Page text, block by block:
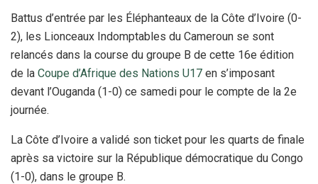
Battus d’entrée par les Éléphanteaux de la Côte d’Ivoire (0-
2), les Lionceaux Indomptables du Cameroun se sont
relancés dans la course du groupe B de cette 16e édition
de la Coupe d’Afrique des Nations U17 en s’imposant
devant l’Ouganda (1-0) ce samedi pour le compte de la 2e
journée.
La Côte d’Ivoire a validé son ticket pour les quarts de finale
après sa victoire sur la République démocratique du Congo
(1-0), dans le groupe B.